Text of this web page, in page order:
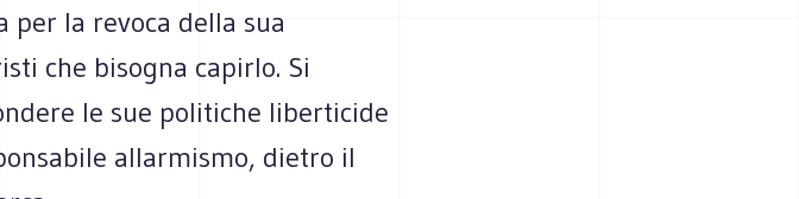
per la revoca della sua
che bisogna capirlo. Si
le sue politiche liberticide
allarmismo, dietro il